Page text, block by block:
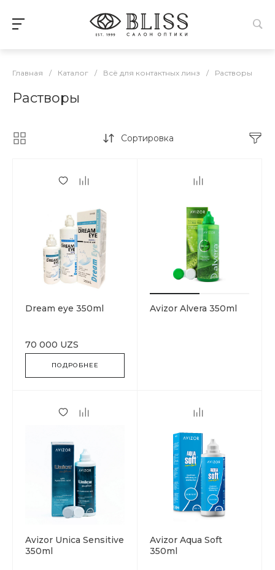
Главная / Каталог / Всё для контактных линз / Растворы
Растворы
Сортировка
Dream eye 350ml
70 000 UZS
ПОДРОБНЕЕ
Avizor Alvera 350ml
Avizor Unica Sensitive
350ml
Avizor Aqua Soft
350ml